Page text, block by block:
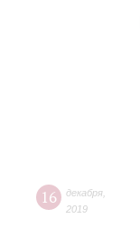
16 декабря
2019